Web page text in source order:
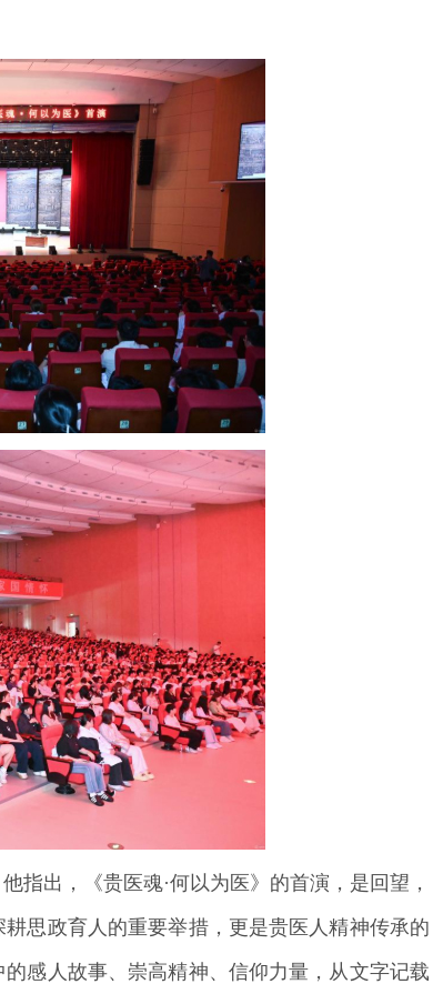
指出，《贵医魂·何以为医》的首演，是回望，
思政育人的重要举措，更是贵医人精神传承的
感人故事、崇高精神、信仰力量，从文字记载